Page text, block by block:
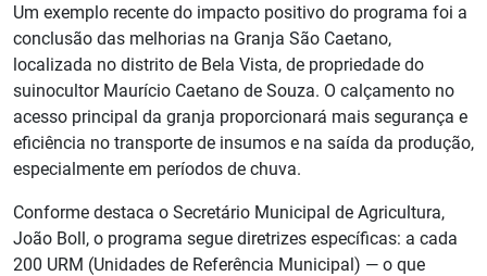
Um exemplo recente do impacto positivo do programa foi a
conclusão das melhorias na Granja São Caetano,
localizada no distrito de Bela Vista, de propriedade do
suinocultor Maurício Caetano de Souza. O calçamento no
acesso principal da granja proporcionará mais segurança e
eficiência no transporte de insumos e na saída da produção,
especialmente em períodos de chuva.
Conforme destaca o Secretário Municipal de Agricultura,
João Boll, o programa segue diretrizes específicas: a cada
200 URM (Unidades de Referência Municipal) — o que